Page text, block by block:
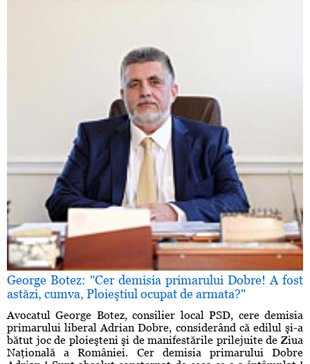
George Botez: "Cer demisia primarului Dobre! A fost
astăzi, cumva, Ploieştiul ocupat de armata?"
Avocatul George Botez, consilier local PSD, cere demisia
primarului liberal Adrian Dobre, considerând că edilul şi-a
bătut joc de ploieşteni şi de manifestările prilejuite de Ziua
Naţională a României. Cer demisia primarului Dobre